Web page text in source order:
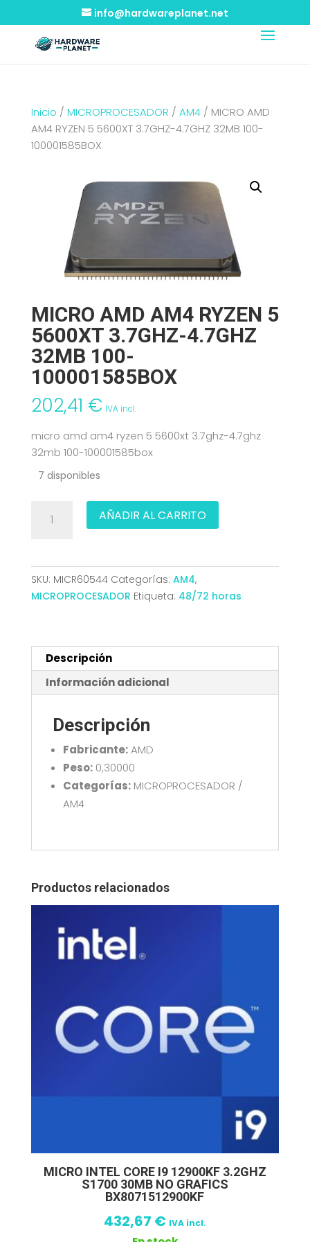
info@hardwareplanet.net
Inicio / MICROPROCESADOR / AM4/ MICRO AMD
AM4 RYZEN 5 5600XT 3.7GHZ-4.7GHZ 32MB 100-
100001585BOX
MICRO AMD AM4 RYZEN 5
5600XT 3.7GHZ-4.7GHZ
32MB 100-
100001585BOX
202,41 € IVA incl.
micro amd am4 ryzen 5 5600xt 3.7ghz-4.7ghz
32mb 100-100001585box
7 disponibles
AMD
5
5600XT
100-
100001585BOX
cantidad
AÑADIR AL CARRITO
SKU: MICR60544 Categorías: AM4,
MICROPROCESADOR Etiqueta: 48/72 horas
Descripción
Información adicional
Descripción
Fabricante:AMD
Peso:0,30000
Categorías:MICROPROCESADOR /
AM4
Productos relacionados
MICRO INTEL CORE I9 12900KF 3.2GHZ
S1700 30MB NO GRAFICS
BX8071512900KF
432,67 € IVA incl.